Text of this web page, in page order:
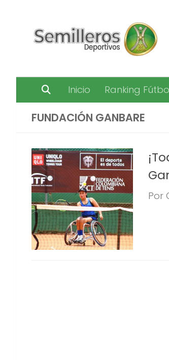
Inicio Ranking
FUNDACIÓN GANBARE
Por